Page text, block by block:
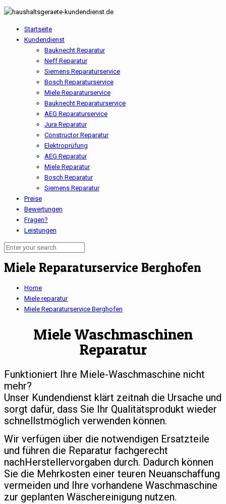
Startseite
Kundendienst
Bauknecht Reparatur
Neff Reparatur
Siemens Reparaturservice
Bosch Reparaturservice
Miele Reparaturservice
Bauknecht Reparaturservice
AEG Reparaturservice
Jura Reparatur
Constructor Reparatur
Elektroprüfung
AEG Reparatur
Miele Reparatur
Bosch Reparatur
Siemens Reparatur
Preise
Bewertungen
Fragen?
Leistungen
Miele Reparaturservice Berghofen
Home
Miele reparatur
Miele Reparaturservice Berghofen
Miele Waschmaschinen
Reparatur
Funktioniert Ihre Miele-Waschmaschine nicht
mehr?
Unser Kundendienst klärt zeitnah die Ursache und
sorgt dafür, dass Sie Ihr Qualitätsprodukt wieder
schnellstmöglich verwenden können.
Wir verfügen über die notwendigen Ersatzteile
und führen die Reparatur fachgerecht
nachHerstellervorgaben durch. Dadurch können
Sie die Mehrkosten einer teuren Neuanschaffung
vermeiden und Ihre vorhandene Waschmaschine
zur geplanten Wäschereinigung nutzen.